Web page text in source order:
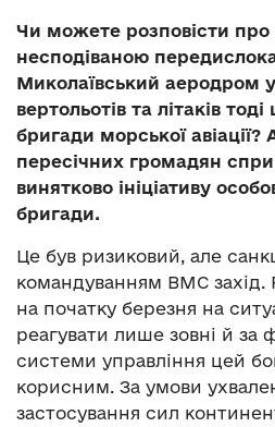
Чи можете розповісти про
несподіваною
Миколаївський аеродром
вертольотів та літаків
бригади морської авіації?
пересічних громадян
винятково ініціативу
бригади.
Це був ризиковий, але
командуванням ВМС захід.
на початку березня на
реагувати лише зовні й за
системи управління цей
корисним. За умови
застосування сил